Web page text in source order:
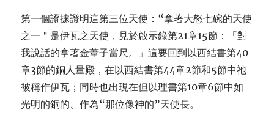
第一個證據證明這第三位天使：“拿著大怒七碗的天使
之一＂是伊瓦之天使，見於啟示錄第21章15節：「對
我說話的拿著金葦子當尺。」這要回到以西結書第40
章3節的銅人量殿，在以西結書第44章2節和5節中祂
被稱作伊瓦；同時也出現在但以理書第10章6節中如
光明的銅的、作為“那位像神的”天使長。